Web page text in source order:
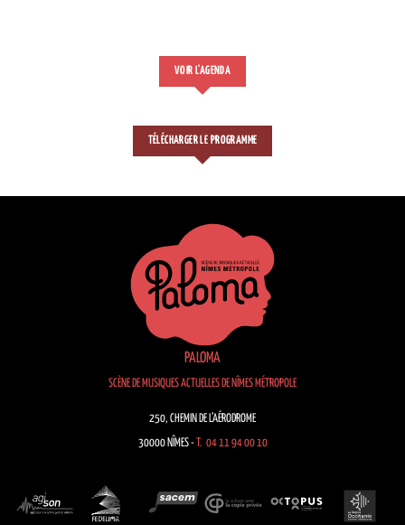
VOIR L'AGENDA
TÉLÉCHARGER LE PROGRAMME
PALOMA
SCÈNE DE MUSIQUES ACTUELLES DE NÎMES MÉTROPOLE
250, CHEMIN DE L’AÉRODROME
30000 NÎMES -T. 04 11 94 00 10